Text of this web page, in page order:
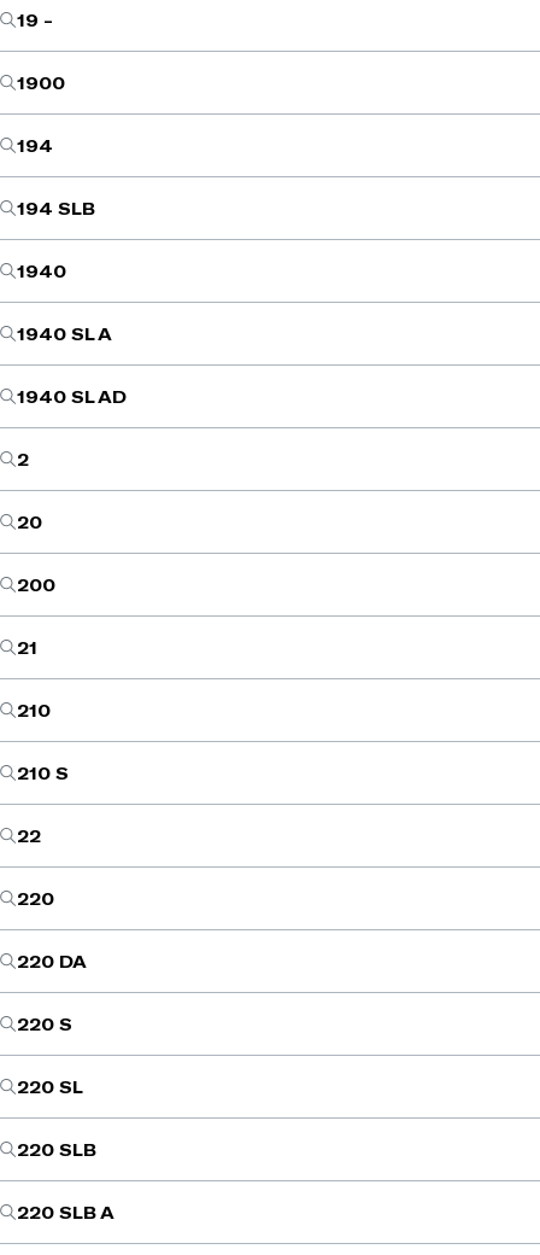
19 -
1900
194
194 SLB
1940
1940 SL A
1940 SL AD
2
20
200
21
210
210 S
22
220
220 DA
220 S
220 SL
220 SLB
220 SLB A